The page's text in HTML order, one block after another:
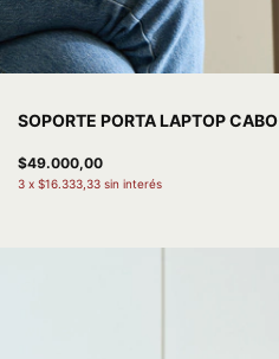
SOPORTE PORTA LAPTOP CABO
$49.000,00
3 x $16.333,33 sin interés